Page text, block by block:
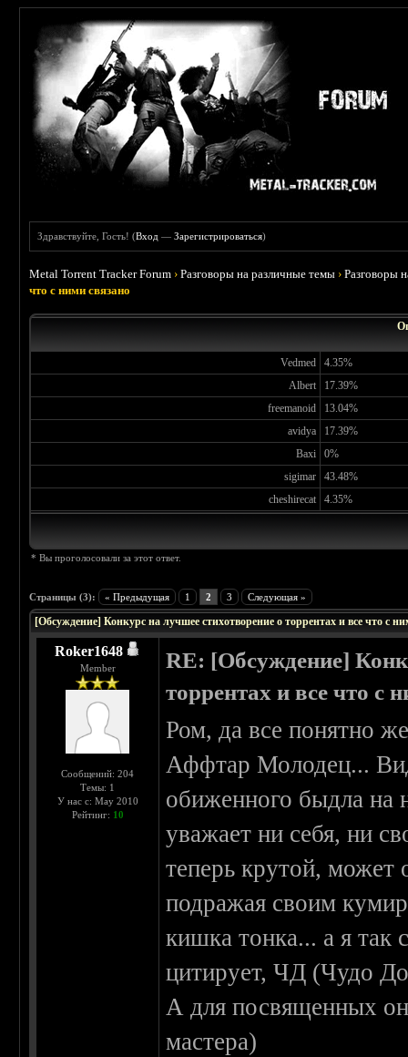
Здравствуйте, Гость! (Вход —Зарегистрироваться)
Metal Torrent Tracker Forum ›Разговоры на различные темы ›Разговоры
что с ними связано
Vedmed
4.35%
Albert
17.39%
freemanoid
13.04%
avidya
17.39%
Baxi
0%
sigimar
43.48%
cheshirecat
4.35%
* Вы проголосовали за этот ответ.
Страницы (3): « Предыдущая 1 2 3 Следующая »
[Обсуждение] Конкурс на лучшее стихотворение о торрентах и все что с
Roker1648
Member
Сообщений: 204
Темы: 1
У нас с: May 2010
Рейтинг: 10
RE: [Обсуждение]
торрентах и все что с
Ром, да все понятно
Аффтар Молодец...
обиженного быдла на
уважает ни себя, ни
теперь крутой, может
подражая своим
кишка тонка... а я так
цитирует, ЧД (Чудо
А для посвященных
мастера)